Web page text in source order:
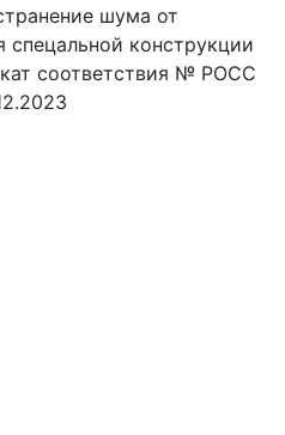
шума от
спецальной конструкции
соответствия № РОСС